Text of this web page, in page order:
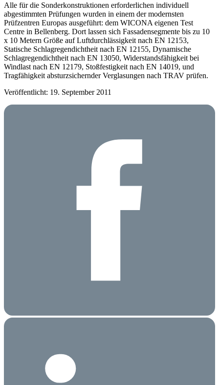
Alle für die Sonderkonstruktionen erforderlichen individuell
abgestimmten Prüfungen wurden in einem der modernsten
Prüfzentren Europas ausgeführt: dem WICONA eigenen Test
Centre in Bellenberg. Dort lassen sich Fassadensegmente bis zu 10
x 10 Metern Größe auf Luftdurchlässigkeit nach EN 12153,
Statische Schlagregendichtheit nach EN 12155, Dynamische
Schlagregendichtheit nach EN 13050, Widerstandsfähigkeit bei
Windlast nach EN 12179, Stoßfestigkeit nach EN 14019, und
Tragfähigkeit absturzsichernder Verglasungen nach TRAV prüfen.
Veröffentlicht: 19. September 2011